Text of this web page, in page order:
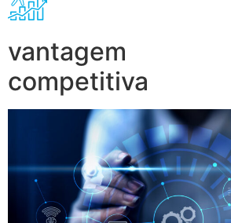
vantagem
competitiva